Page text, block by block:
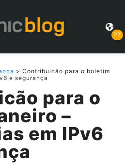
PT
> Contribuicão para o boletim
e segurança
para o
–
em IPv6